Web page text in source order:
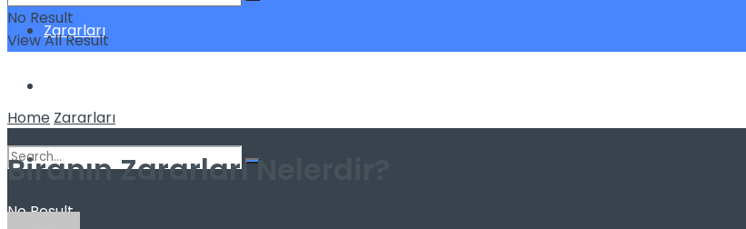
Zararları
No Result
No Result
View All Result
Home Zararları
Biranın Zararları Nelerdir?